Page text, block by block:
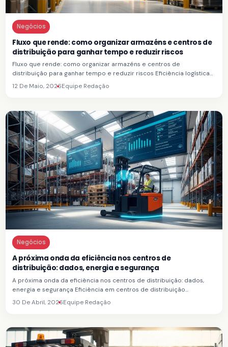
Negócios
Fluxo que rende: como organizar armazéns e centros de
distribuição para ganhar tempo e reduzir riscos
Fluxo que rende: como organizar armazéns e centros de
distribuição para ganhar tempo e reduzir riscos Eficiência logística…
12 De Maio, 2026Equipe Redação
Negócios
A próxima onda da eficiência nos centros de
distribuição: dados, energia e segurança
A próxima onda da eficiência nos centros de distribuição: dados,
energia e segurança Eficiência em centros de distribuição…
30 De Abril, 2026Equipe Redação